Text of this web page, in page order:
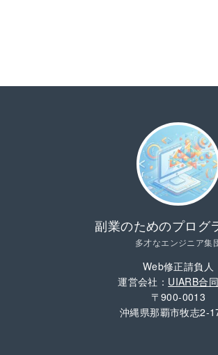
副業のためのプログ
多才なエンジニア集
Web修正請負人
運営会社： UIARB合
〒900-0013
沖縄県那覇市牧志2-